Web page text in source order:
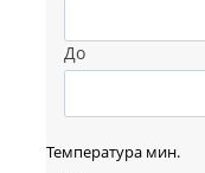
До
Температура мин.